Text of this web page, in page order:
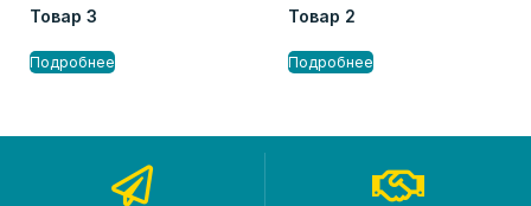
Товар 3
Подробнее
Товар 2
Подробнее